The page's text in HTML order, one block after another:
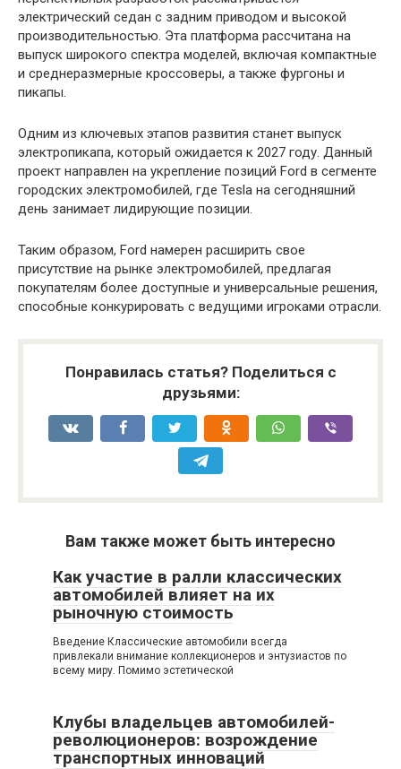
электрический седан с задним приводом и высокой
производительностью. Эта платформа рассчитана на
выпуск широкого спектра моделей, включая компактные
и среднеразмерные кроссоверы, а также фургоны и
пикапы.
Одним из ключевых этапов развития станет выпуск
электропикапа, который ожидается к 2027 году. Данный
проект направлен на укрепление позиций Ford в сегменте
городских электромобилей, где Tesla на сегодняшний
день занимает лидирующие позиции.
Таким образом, Ford намерен расширить свое
присутствие на рынке электромобилей, предлагая
покупателям более доступные и универсальные решения,
способные конкурировать с ведущими игроками отрасли.
Понравилась статья? Поделиться с
друзьями:
Вам также может быть интересно
Как участие в ралли классических
автомобилей влияет на их
рыночную стоимость
Введение Классические автомобили всегда
привлекали внимание коллекционеров и энтузиастов по
всему миру. Помимо эстетической
Клубы владельцев автомобилей-
революционеров: возрождение
транспортных инноваций